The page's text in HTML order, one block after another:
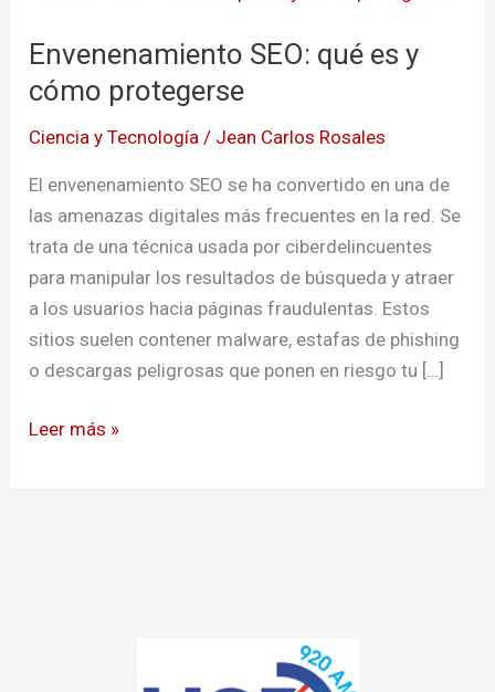
Envenenamiento SEO: qué es y
cómo protegerse
Ciencia y Tecnología / Jean Carlos Rosales
El envenenamiento SEO se ha convertido en una de
las amenazas digitales más frecuentes en la red. Se
trata de una técnica usada por ciberdelincuentes
para manipular los resultados de búsqueda y atraer
a los usuarios hacia páginas fraudulentas. Estos
sitios suelen contener malware, estafas de phishing
o descargas peligrosas que ponen en riesgo tu […]
qué
es
cómo
protegerse
Leer más »